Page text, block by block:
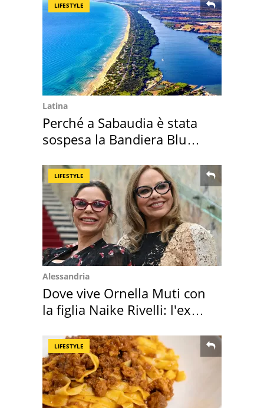
LIFESTYLE
Latina
Perché a Sabaudia è stata
sospesa la Bandiera Blu
LIFESTYLE
Alessandria
Dove vive Ornella Muti con
la figlia Naike Rivelli: l'ex
LIFESTYLE